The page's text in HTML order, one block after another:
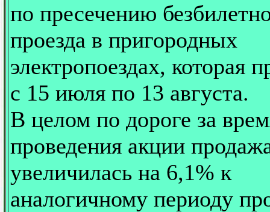
по пресечению
проезда в пригородных
электропоездах, которая
с 15 июля по 13 августа.
В целом по дороге за
проведения акции
увеличилась на 6,1% к
аналогичному периоду